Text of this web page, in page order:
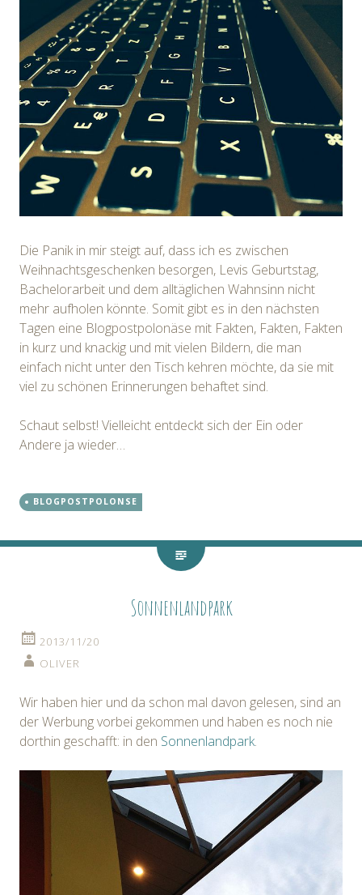
Die Panik in mir steigt auf, dass ich es zwischen
Weihnachtsgeschenken besorgen, Levis Geburtstag,
Bachelorarbeit und dem alltäglichen Wahnsinn nicht
mehr aufholen könnte. Somit gibt es in den nächsten
Tagen eine Blogpostpolonäse mit Fakten, Fakten, Fakten
in kurz und knackig und mit vielen Bildern, die man
einfach nicht unter den Tisch kehren möchte, da sie mit
viel zu schönen Erinnerungen behaftet sind.
Schaut selbst! Vielleicht entdeckt sich der Ein oder
Andere ja wieder…
BLOGPOSTPOLONSE
Sonnenlandpark
2013/11/20
OLIVER
Wir haben hier und da schon mal davon gelesen, sind an
der Werbung vorbei gekommen und haben es noch nie
dorthin geschafft: in den Sonnenlandpark.